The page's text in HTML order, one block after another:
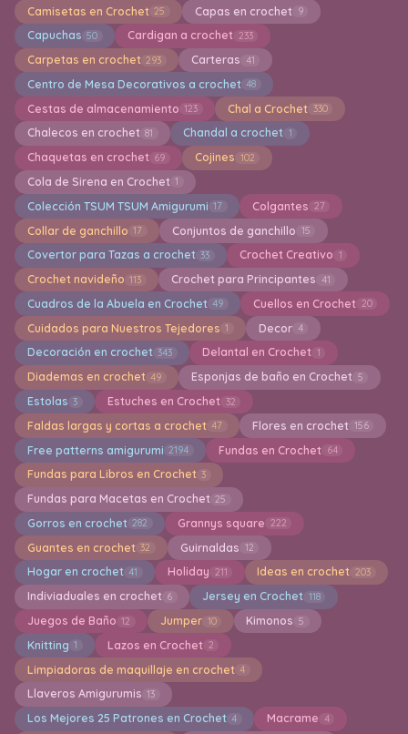
Camisetas en Crochet 25 Capas en crochet 9
Capuchas 50 Cardigan a crochet 233
Carpetas en crochet 293 Carteras 41
Centro de Mesa Decorativos a crochet 48
Cestas de almacenamiento 123 Chal a Crochet 330
Chalecos en crochet 81 Chandal a crochet 1
Chaquetas en crochet 69 Cojines 102
Cola de Sirena en Crochet 1
Colección TSUM TSUM Amigurumi 17 Colgantes 27
Collar de ganchillo 17 Conjuntos de ganchillo 15
Covertor para Tazas a crochet 33 Crochet Creativo 1
Crochet navideño 113 Crochet para Principantes 41
Cuadros de la Abuela en Crochet 49 Cuellos en Crochet 20
Cuidados para Nuestros Tejedores 1 Decor 4
Decoración en crochet 343 Delantal en Crochet 1
Diademas en crochet 49 Esponjas de baño en Crochet 5
Estolas 3 Estuches en Crochet 32
Faldas largas y cortas a crochet 47 Flores en crochet 156
Free patterns amigurumi 2194 Fundas en Crochet 64
Fundas para Libros en Crochet 3
Fundas para Macetas en Crochet 25
Gorros en crochet 282 Grannys square 222
Guantes en crochet 32 Guirnaldas 12
Hogar en crochet 41 Holiday 211 Ideas en crochet 203
Indiviaduales en crochet 6 Jersey en Crochet 118
Juegos de Baño 12 Jumper 10 Kimonos 5
Knitting 1 Lazos en Crochet 2
Limpiadoras de maquillaje en crochet 4
Llaveros Amigurumis 13
Los Mejores 25 Patrones en Crochet 4 Macrame 4